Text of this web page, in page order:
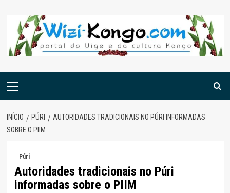
content
Menu
INÍCIO PÚRI
AUTORIDADES TRADICIONAIS NO PÚRI INFORMADAS
SOBRE O PIIM
Púri
Autoridades tradicionais no Púri
informadas sobre o PIIM